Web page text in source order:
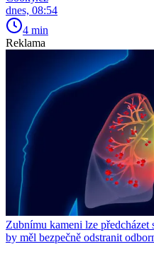
dnes, 08:54
4 min
Reklama
Zubnímu kameni lze
by měl bezpečně odstranit